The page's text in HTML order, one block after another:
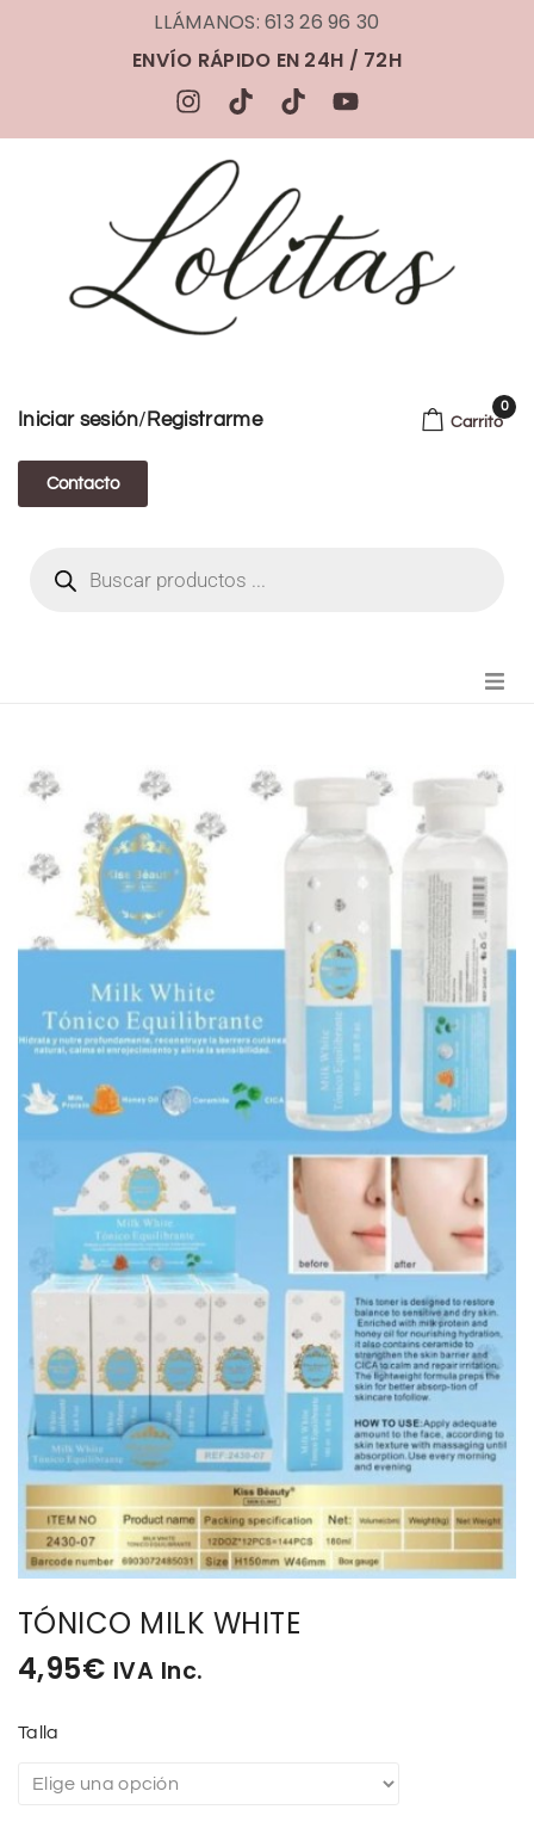
LLÁMANOS: 613 26 96 30
ENVÍO RÁPIDO EN 24H / 72H
Iniciar sesión/ Registrarme
Contacto
Carrito
0
FIANZA TIKTOK
MODA CHICA
BEAUTY
PERFUMES
BISUTERIA
BOLSOS Y MONEDEROS
CALZADO
COMPLEMENTOS
TECNOLOGIA
HOGAR
TARJETAS REGALO
TÓNICO MILK WHITE
4,95€ IVA Inc.
Talla